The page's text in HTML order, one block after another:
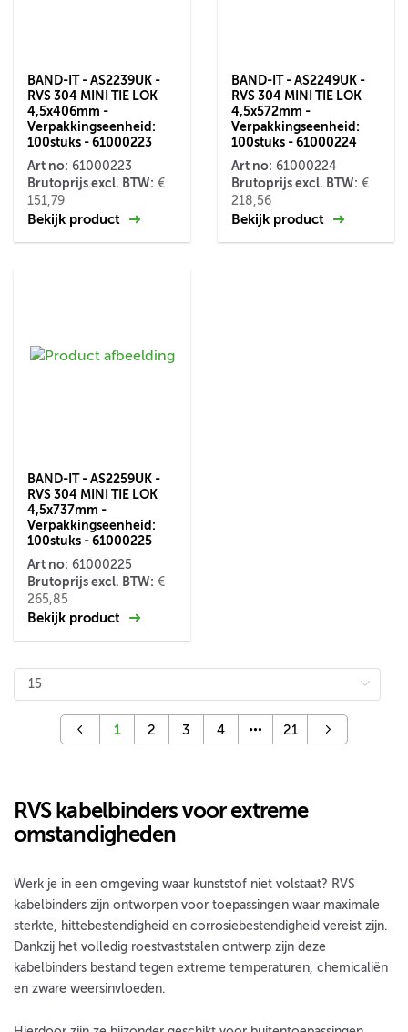
BAND-IT - AS2239UK -
RVS 304 MINI TIE LOK
4,5x406mm -
Verpakkingseenheid:
100stuks - 61000223
Art no: 61000223
Brutoprijs excl. BTW: €
151,79
Bekijk product
BAND-IT - AS2249UK -
RVS 304 MINI TIE LOK
4,5x572mm -
Verpakkingseenheid:
100stuks - 61000224
Art no: 61000224
Brutoprijs excl. BTW: €
218,56
Bekijk product
BAND-IT - AS2259UK -
RVS 304 MINI TIE LOK
4,5x737mm -
Verpakkingseenheid:
100stuks - 61000225
Art no: 61000225
Brutoprijs excl. BTW: €
265,85
Bekijk product
1 2 3 4 21
RVS kabelbinders voor extreme
omstandigheden
Werk je in een omgeving waar kunststof niet volstaat? RVS
kabelbinders zijn ontworpen voor toepassingen waar maximale
sterkte, hittebestendigheid en corrosiebestendigheid vereist zijn.
Dankzij het volledig roestvaststalen ontwerp zijn deze
kabelbinders bestand tegen extreme temperaturen, chemicaliën
en zware weersinvloeden.